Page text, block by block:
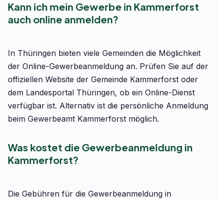
Kann ich mein Gewerbe in Kammerforst
auch online anmelden?
In Thüringen bieten viele Gemeinden die Möglichkeit
der Online-Gewerbeanmeldung an. Prüfen Sie auf der
offiziellen Website der Gemeinde Kammerforst oder
dem Landesportal Thüringen, ob ein Online-Dienst
verfügbar ist. Alternativ ist die persönliche Anmeldung
beim Gewerbeamt Kammerforst möglich.
Was kostet die Gewerbeanmeldung in
Kammerforst?
Die Gebühren für die Gewerbeanmeldung in